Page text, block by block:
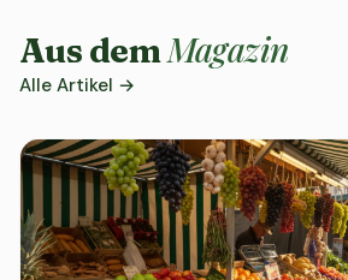
Aus demMagazin
Alle Artikel →